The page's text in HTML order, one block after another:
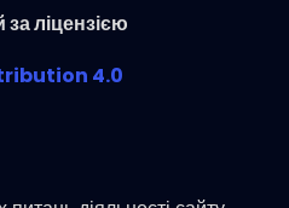
ліцензією
4.0